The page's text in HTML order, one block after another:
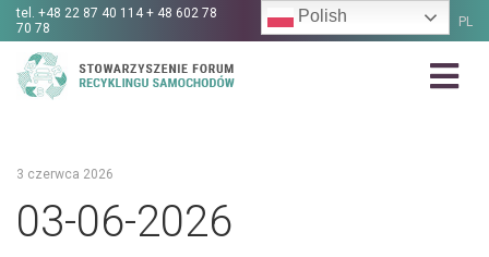
tel. +48 22 87 40 114 + 48 602 78
70 78
PL
3 czerwca 2026
03-06-2026
Polish